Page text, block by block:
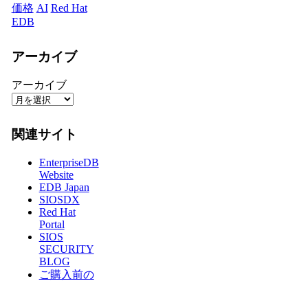
価格 AI Red Hat
EDB
アーカイブ
アーカイブ
関連サイト
EnterpriseDB
Website
EDB Japan
SIOSDX
Red Hat
Portal
SIOS
SECURITY
BLOG
ご購入前の